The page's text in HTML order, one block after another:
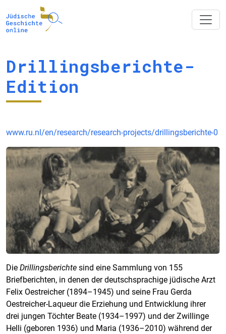
Drillingsberichte-
Edition
www.ru.nl/en/research/research-projects/drillingsberichte-0
Die Drillingsberichte sind eine Sammlung von 155
Briefberichten, in denen der deutschsprachige jüdische Arzt
Felix Oestreicher (1894–1945) und seine Frau Gerda
Oestreicher-Laqueur die Erziehung und Entwicklung ihrer
drei jungen Töchter Beate (1934–1997) und der Zwillinge
Helli (geboren 1936) und Maria (1936–2010) während der